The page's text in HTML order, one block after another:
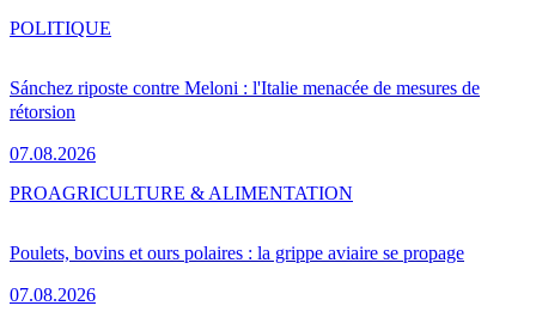
Sánchez riposte contre Meloni : l'Italie menacée de mesures de
rétorsion
07.08.2026
POLITIQUE
Poulets, bovins et ours polaires : la grippe aviaire se propage
07.08.2026
PROAGRICULTURE & ALIMENTATION